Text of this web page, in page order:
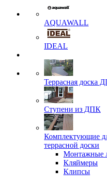
AQUAWALL
IDEAL
Террасная доска
Ступени из ДПК
Комплектующие
террасной доски
Монтажные
Кляймеры
Клипсы